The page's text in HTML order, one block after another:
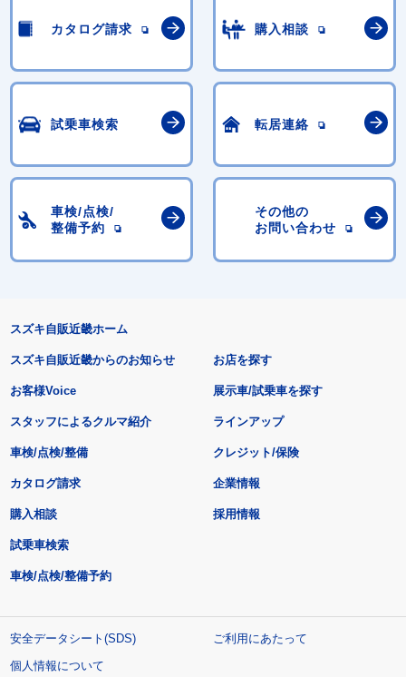
カタログ請求 購入相談
試乗車検索 転居連絡
車検/点検/
整備予約
その他の
お問い合わせ
スズキ自販近畿ホーム
スズキ自販近畿からのお知らせ
お客様Voice
スタッフによるクルマ紹介
お店を探す
展示車/試乗車を探す
ラインアップ
車検/点検/整備 クレジット/保険
カタログ請求
購入相談
試乗車検索
車検/点検/整備予約
企業情報
採用情報
安全データシート(SDS)
ご利用にあたって
個人情報について